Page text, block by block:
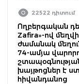
22522 դիտում
Ողբերգական
Zafira»-ով
ժամանակ
74-ամյա
շտապօգնության
խայթոցներ է
հիվանդանոց